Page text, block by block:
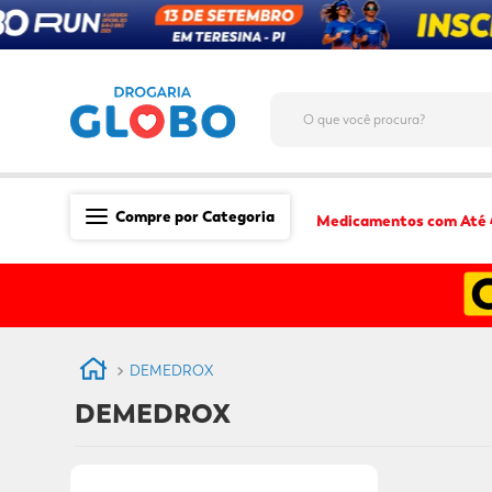
Compre por Categoria
Mãe e Filho
Higiene & Beleza
Medicamentos com Até
DEMEDROX
DEMEDROX